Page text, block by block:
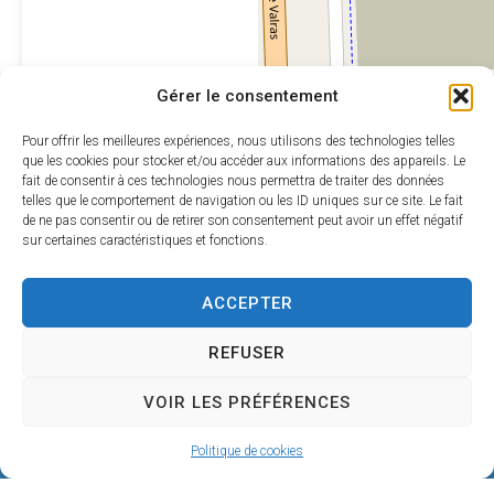
Gérer le consentement
Pour offrir les meilleures expériences, nous utilisons des technologies telles
que les cookies pour stocker et/ou accéder aux informations des appareils. Le
fait de consentir à ces technologies nous permettra de traiter des données
telles que le comportement de navigation ou les ID uniques sur ce site. Le fait
de ne pas consentir ou de retirer son consentement peut avoir un effet négatif
sur certaines caractéristiques et fonctions.
ACCEPTER
REFUSER
VOIR LES PRÉFÉRENCES
Politique de cookies
contributors
Mairie de SÉRIGNAN